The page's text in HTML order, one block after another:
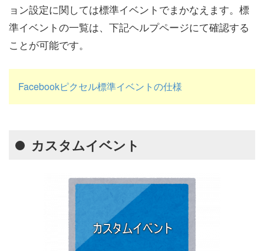
ョン設定に関しては標準イベントでまかなえます。標
準イベントの一覧は、下記ヘルプページにて確認する
ことが可能です。
Facebookピクセル標準イベントの仕様
カスタムイベント